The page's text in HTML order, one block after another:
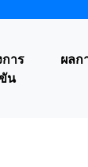
การ
น
ผลก